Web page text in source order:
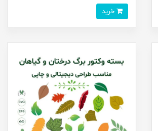
خرید